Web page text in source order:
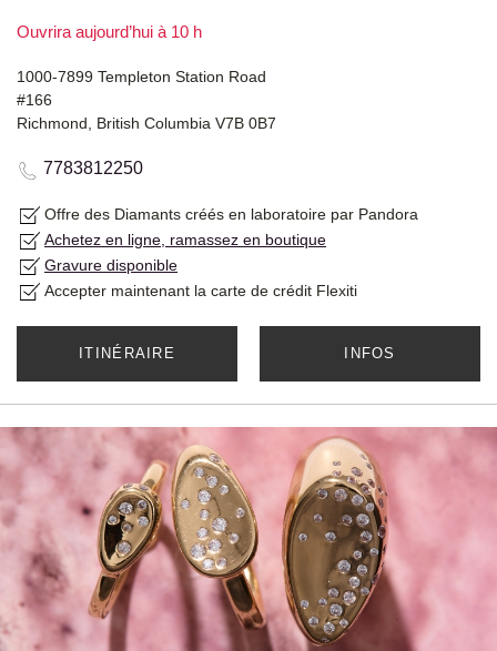
Ouvrira aujourd’hui à 10 h
1000-7899 Templeton Station Road
#166
Richmond, British Columbia V7B 0B7
7783812250
Offre des Diamants créés en laboratoire par Pandora
Achetez en ligne, ramassez en boutique
Gravure disponible
Accepter maintenant la carte de crédit Flexiti
ITINÉRAIRE INFOS